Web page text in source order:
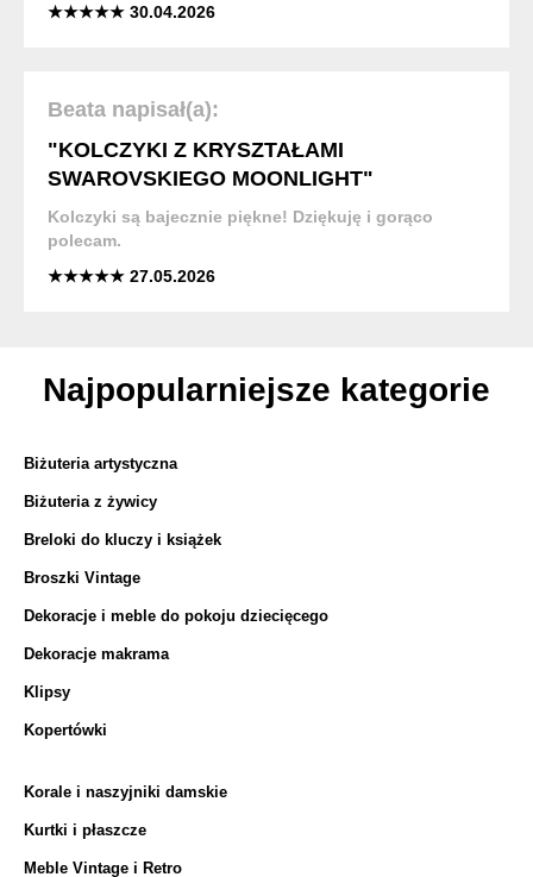
★★★★★ 30.04.2026
Beata napisał(a):
"KOLCZYKI Z KRYSZTAŁAMI
SWAROVSKIEGO MOONLIGHT"
Kolczyki są bajecznie piękne! Dziękuję i gorąco
polecam.
★★★★★ 27.05.2026
Najpopularniejsze kategorie
Biżuteria artystyczna
Biżuteria z żywicy
Breloki do kluczy i książek
Broszki Vintage
Dekoracje i meble do pokoju dziecięcego
Dekoracje makrama
Klipsy
Kopertówki
Korale i naszyjniki damskie
Kurtki i płaszcze
Meble Vintage i Retro